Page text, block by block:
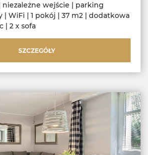
niezależne wejście | parking
| WiFi | 1 pokój | 37 m2 | dodatkowa
| 2 x sofa
SZCZEGÓŁY